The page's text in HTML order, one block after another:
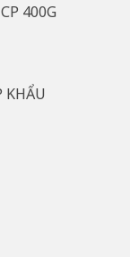
400G
KHẨU